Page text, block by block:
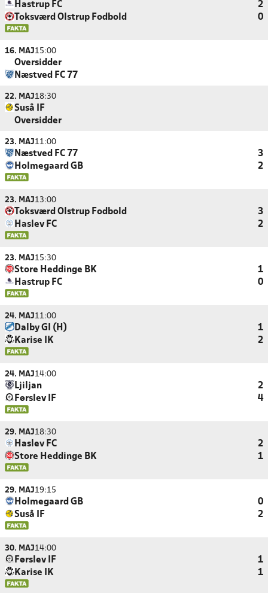
Hastrup FC
2
Toksværd Olstrup Fodbold
0
16. MAJ15:00
Oversidder
Næstved FC 77
22. MAJ18:30
Suså IF
Oversidder
23. MAJ11:00
Næstved FC 77
3
Holmegaard GB
2
23. MAJ13:00
Toksværd Olstrup Fodbold
3
Haslev FC
2
23. MAJ15:30
Store Heddinge BK
1
Hastrup FC
0
24. MAJ11:00
Dalby GI (H)
1
Karise IK
2
24. MAJ14:00
Ljiljan
2
Førslev IF
4
29. MAJ18:30
Haslev FC
2
Store Heddinge BK
1
29. MAJ19:15
Holmegaard GB
0
Suså IF
2
30. MAJ14:00
Førslev IF
1
Karise IK
1